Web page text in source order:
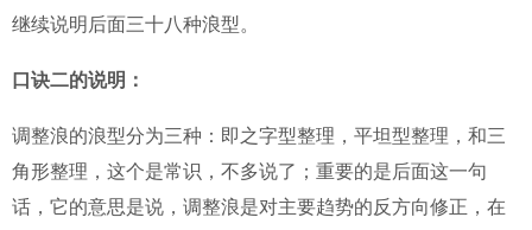
继续说明后面三十八种浪型。
口诀二的说明：
调整浪的浪型分为三种：即之字型整理，平坦型整理，和三
角形整理，这个是常识，不多说了；重要的是后面这一句
话，它的意思是说，调整浪是对主要趋势的反方向修正，在